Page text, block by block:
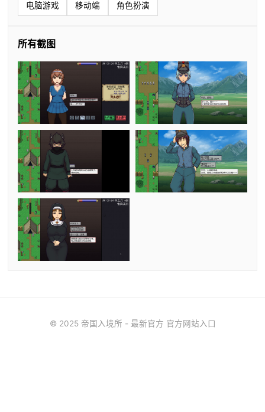
电脑游戏 移动端 角色扮演
所有截图
© 2025 帝国入境所 - 最新官方 官方网站入口